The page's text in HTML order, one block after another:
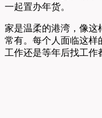
一起置办年货。
家是温柔的港湾，像这
常有。每个人面临这样
工作还是等年后找工作